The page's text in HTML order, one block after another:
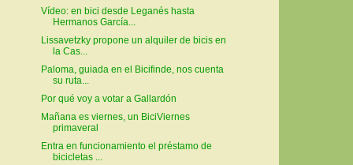
Vídeo: en bici desde Leganés hasta
Hermanos García...
Lissavetzky propone un alquiler de bicis en
la Cas...
Paloma, guiada en el Bicifinde, nos cuenta
su ruta...
Por qué voy a votar a Gallardón
Mañana es viernes, un BiciViernes
primaveral
Entra en funcionamiento el préstamo de
bicicletas ...